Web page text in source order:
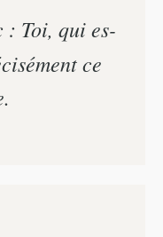
Toi, qui es-
ce